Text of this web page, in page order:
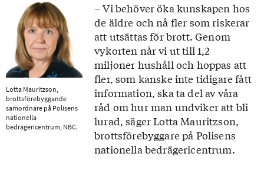
Lotta Mauritzson,
brottsförebyggande
samordnare på Polisens
nationella
bedrägericentrum, NBC.
– Vi behöver öka kunskapen hos
de äldre och nå fler som riskerar
att utsättas för brott. Genom
vykorten når vi ut till 1,2
miljoner hushåll och hoppas att
fler, som kanske inte tidigare fått
information, ska ta del av våra
råd om hur man undviker att bli
lurad, säger Lotta Mauritzson,
brottsförebyggare på Polisens
nationella bedrägericentrum.